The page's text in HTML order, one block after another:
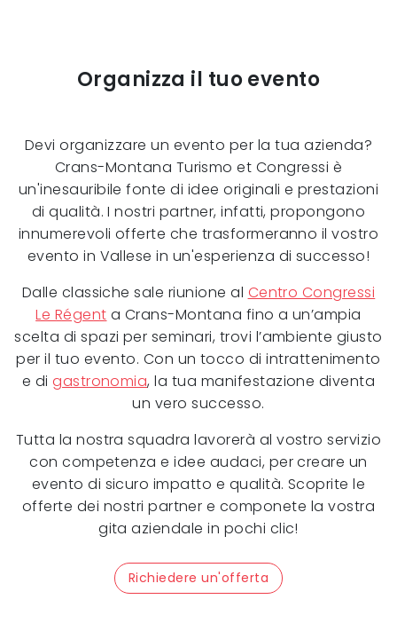
Organizza il tuo evento
Devi organizzare un evento per la tua azienda?
Crans-Montana Turismo et Congressi è
un'inesauribile fonte di idee originali e prestazioni
di qualità. I nostri partner, infatti, propongono
innumerevoli offerte che trasformeranno il vostro
evento in Vallese in un'esperienza di successo!
Dalle classiche sale riunione al Centro Congressi
Le Régent a Crans-Montana fino a un’ampia
scelta di spazi per seminari, trovi l’ambiente giusto
per il tuo evento. Con un tocco di intrattenimento
e digastronomia, la tua manifestazione diventa
un vero successo.
Tutta la nostra squadra lavorerà al vostro servizio
con competenza e idee audaci, per creare un
evento di sicuro impatto e qualità. Scoprite le
offerte dei nostri partner e componete la vostra
gita aziendale in pochi clic!
Richiedere un'offerta